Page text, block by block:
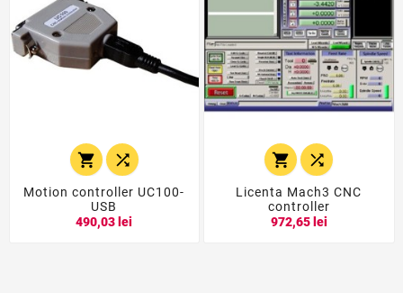
 
Motion controller UC100-
USB
490,03 lei
 
Licenta Mach3 CNC
controller
972,65 lei